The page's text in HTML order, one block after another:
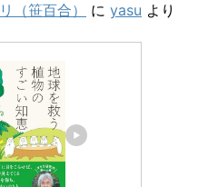
（笹百合）
に yasu より